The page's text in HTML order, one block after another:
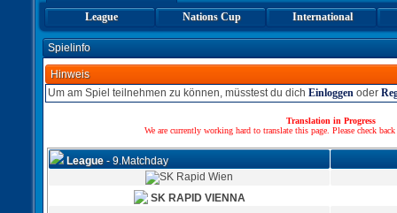
League Nations Cup International
Spielinfo
Hinweis
Um am Spiel teilnehmen zu können, müsstest du dich Einloggen oder
Translation in Progress
We are currently working hard to translate this page. Please check
League- 9.Matchday
SK RAPID VIENNA